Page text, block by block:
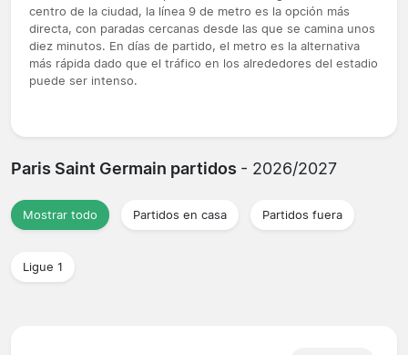
centro de la ciudad, la línea 9 de metro es la opción más
directa, con paradas cercanas desde las que se camina unos
diez minutos. En días de partido, el metro es la alternativa
más rápida dado que el tráfico en los alrededores del estadio
puede ser intenso.
Paris Saint Germain partidos - 2026/2027
Mostrar todo Partidos en casa Partidos fuera
Ligue 1